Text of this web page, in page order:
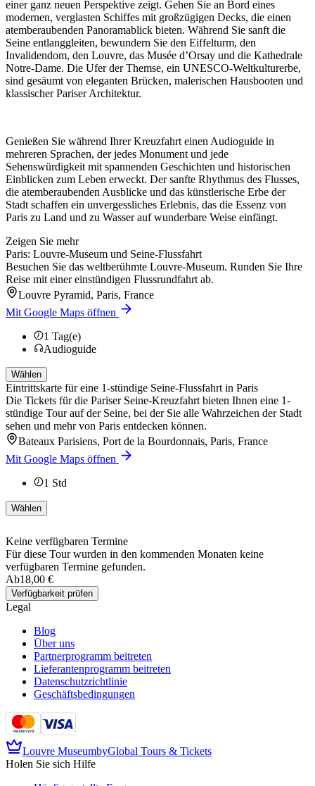
einer ganz neuen Perspektive zeigt. Gehen Sie an Bord eines
modernen, verglasten Schiffes mit großzügigen Decks, die einen
atemberaubenden Panoramablick bieten. Während Sie sanft die
Seine entlanggleiten, bewundern Sie den Eiffelturm, den
Invalidendom, den Louvre, das Musée d’Orsay und die Kathedrale
Notre-Dame. Die Ufer der Themse, ein UNESCO-Weltkulturerbe,
sind gesäumt von eleganten Brücken, malerischen Hausbooten und
klassischer Pariser Architektur.
Genießen Sie während Ihrer Kreuzfahrt einen Audioguide in
mehreren Sprachen, der jedes Monument und jede
Sehenswürdigkeit mit spannenden Geschichten und historischen
Einblicken zum Leben erweckt. Der sanfte Rhythmus des Flusses,
die atemberaubenden Ausblicke und das künstlerische Erbe der
Stadt schaffen ein unvergessliches Erlebnis, das die Essenz von
Paris zu Land und zu Wasser auf wunderbare Weise einfängt.
Zeigen Sie mehr
Paris: Louvre-Museum und Seine-Flussfahrt
Besuchen Sie das weltberühmte Louvre-Museum. Runden Sie Ihre
Reise mit einer einstündigen Flussrundfahrt ab.
Louvre Pyramid, Paris, France
Mit Google Maps öffnen
1 Tag(e)
Audioguide
Wählen
Eintrittskarte für eine 1-stündige Seine-Flussfahrt in Paris
Die Tickets für die Pariser Seine-Kreuzfahrt bieten Ihnen eine 1-
stündige Tour auf der Seine, bei der Sie alle Wahrzeichen der Stadt
sehen und mehr von Paris entdecken können.
Bateaux Parisiens, Port de la Bourdonnais, Paris, France
Mit Google Maps öffnen
1 Std
Wählen
Keine verfügbaren Termine
Für diese Tour wurden in den kommenden Monaten keine
verfügbaren Termine gefunden.
Ab18,00 €
Verfügbarkeit prüfen
Legal
Blog
Über uns
Partnerprogramm beitreten
Lieferantenprogramm beitreten
Datenschutzrichtlinie
Geschäftsbedingungen
Louvre MuseumbyGlobal Tours & Tickets
Holen Sie sich Hilfe